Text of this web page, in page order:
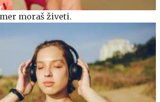
moraš živeti.